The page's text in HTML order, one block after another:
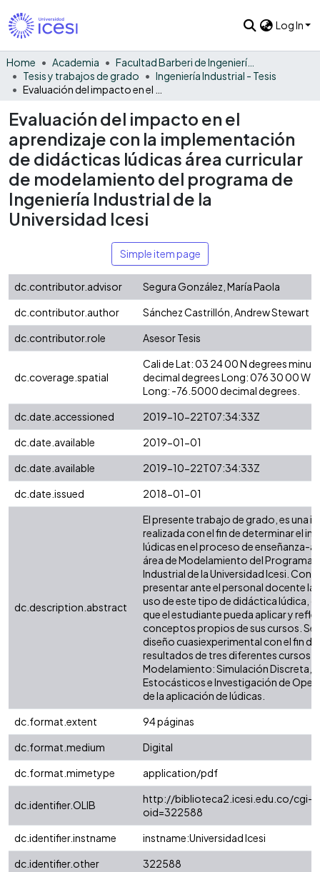
Log In
Home Academia
Facultad Barberi de Ingeniería, Diseño y Ciencias Aplicadas
Tesis y trabajos de grado
Ingeniería Industrial - Tesis
Evaluación del impacto en el
aprendizaje con la implementación
de didácticas lúdicas área curricular
de modelamiento del programa de
Ingeniería Industrial de la
Universidad Icesi
Simple item page
dc.contributor.advisor
Segura González, María Paola
dc.contributor.author
Sánchez Castrillón, Andrew Stewart
dc.contributor.role
Asesor Tesis
dc.coverage.spatial
Cali de Lat: 03 24 00 N degrees
decimal degrees Long: 076 30 00 W
Long: -76.5000 decimal degrees.
dc.date.accessioned
2019-10-22T07:34:33Z
dc.date.available
2019-01-01
dc.date.available
2019-10-22T07:34:33Z
dc.date.issued
2018-01-01
dc.description.abstract
El presente trabajo de grado, es una
realizada con el fin de determinar el
lúdicas en el proceso de enseñanza-
área de Modelamiento del Programa
Industrial de la Universidad Icesi. Con
presentar ante el personal docente la
uso de este tipo de didáctica lúdica,
que el estudiante pueda aplicar y
conceptos propios de sus cursos. Se
diseño cuasiexperimental con el fin
resultados de tres diferentes cursos
Modelamiento: Simulación Discreta,
Estocásticos e Investigación de
de la aplicación de lúdicas.
dc.format.extent
94 páginas
dc.format.medium
Digital
dc.format.mimetype
application/pdf
dc.identifier.OLIB
http://biblioteca2.icesi.edu.co/cgi-
oid=322588
dc.identifier.instname
instname:Universidad Icesi
dc.identifier.other
322588